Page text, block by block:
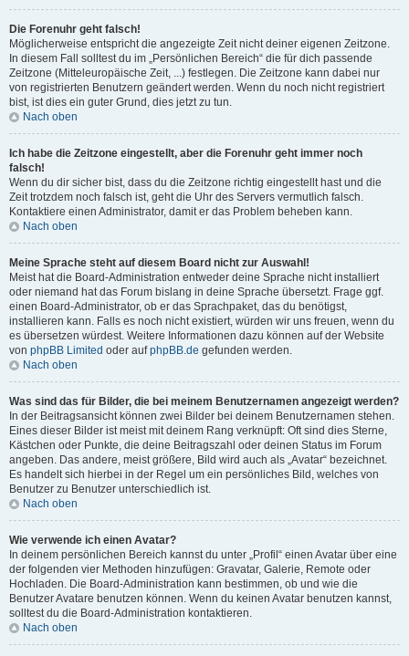
Die Forenuhr geht falsch!
Möglicherweise entspricht die angezeigte Zeit nicht deiner eigenen Zeitzone.
In diesem Fall solltest du im „Persönlichen Bereich“ die für dich passende
Zeitzone (Mitteleuropäische Zeit, ...) festlegen. Die Zeitzone kann dabei nur
von registrierten Benutzern geändert werden. Wenn du noch nicht registriert
bist, ist dies ein guter Grund, dies jetzt zu tun.
Nach oben
Ich habe die Zeitzone eingestellt, aber die Forenuhr geht immer noch
falsch!
Wenn du dir sicher bist, dass du die Zeitzone richtig eingestellt hast und die
Zeit trotzdem noch falsch ist, geht die Uhr des Servers vermutlich falsch.
Kontaktiere einen Administrator, damit er das Problem beheben kann.
Nach oben
Meine Sprache steht auf diesem Board nicht zur Auswahl!
Meist hat die Board-Administration entweder deine Sprache nicht installiert
oder niemand hat das Forum bislang in deine Sprache übersetzt. Frage ggf.
einen Board-Administrator, ob er das Sprachpaket, das du benötigst,
installieren kann. Falls es noch nicht existiert, würden wir uns freuen, wenn du
es übersetzen würdest. Weitere Informationen dazu können auf der Website
von phpBB Limited oder aufphpBB.de gefunden werden.
Nach oben
Was sind das für Bilder, die bei meinem Benutzernamen angezeigt werden?
In der Beitragsansicht können zwei Bilder bei deinem Benutzernamen stehen.
Eines dieser Bilder ist meist mit deinem Rang verknüpft: Oft sind dies Sterne,
Kästchen oder Punkte, die deine Beitragszahl oder deinen Status im Forum
angeben. Das andere, meist größere, Bild wird auch als „Avatar“ bezeichnet.
Es handelt sich hierbei in der Regel um ein persönliches Bild, welches von
Benutzer zu Benutzer unterschiedlich ist.
Nach oben
Wie verwende ich einen Avatar?
In deinem persönlichen Bereich kannst du unter „Profil“ einen Avatar über eine
der folgenden vier Methoden hinzufügen: Gravatar, Galerie, Remote oder
Hochladen. Die Board-Administration kann bestimmen, ob und wie die
Benutzer Avatare benutzen können. Wenn du keinen Avatar benutzen kannst,
solltest du die Board-Administration kontaktieren.
Nach oben